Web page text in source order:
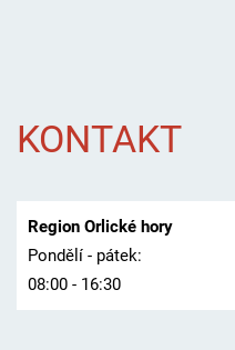
KONTAKT
Region Orlické hory
Pondělí - pátek:
08:00 - 16:30